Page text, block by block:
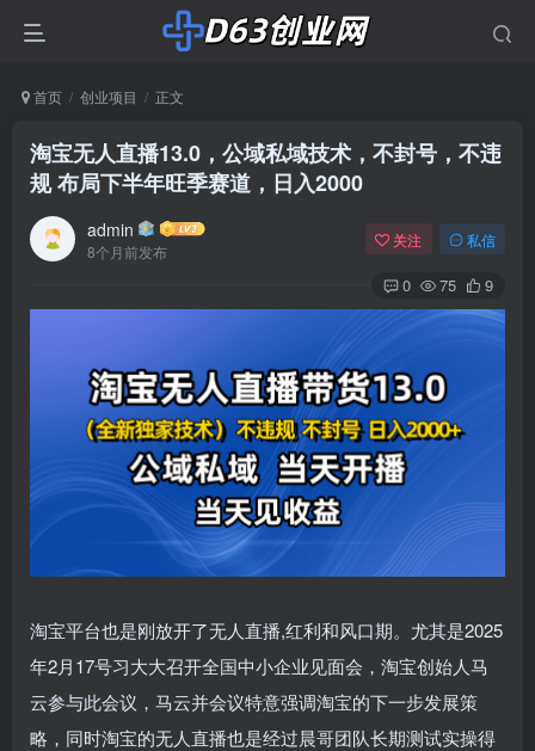
首页 创业项目 正文
淘宝无人直播13.0，公域私域技术，不封号，不违
规 布局下半年旺季赛道，日入2000
admin
8个月前发布
关注 私信
0 75 9
淘宝平台也是刚放开了无人直播,红利和风口期。尤其是2025
年2月17号习大大召开全国中小企业见面会，淘宝创始人马
云参与此会议，马云并会议特意强调淘宝的下一步发展策
略，同时淘宝的无人直播也是经过晨哥团队长期测试实操得